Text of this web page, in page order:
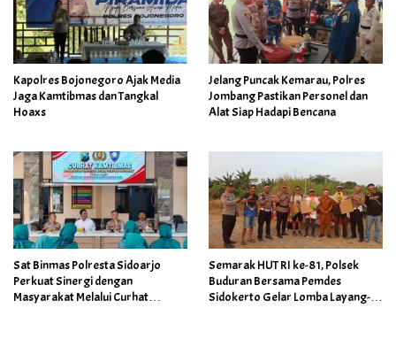
Kapolres Bojonegoro Ajak Media
Jaga Kamtibmas dan Tangkal
Hoaxs
Jelang Puncak Kemarau, Polres
Jombang Pastikan Personel dan
Alat Siap Hadapi Bencana
Sat Binmas Polresta Sidoarjo
Perkuat Sinergi dengan
Masyarakat Melalui Curhat
Semarak HUT RI ke-81, Polsek
Buduran Bersama Pemdes
Sidokerto Gelar Lomba Layang-